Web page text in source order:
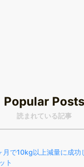
Popular Posts
読まれている記事
月で10kg以上減量に成功
ト